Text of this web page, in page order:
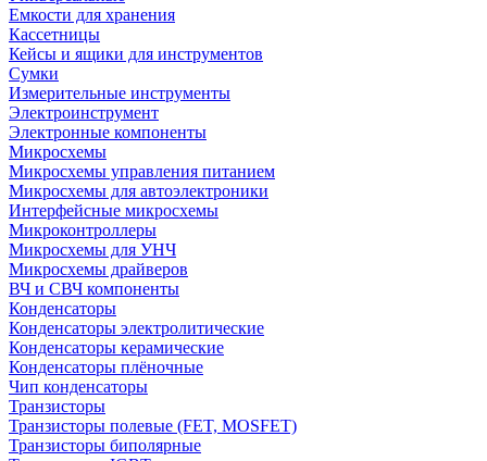
Емкости для хранения
Кассетницы
Кейсы и ящики для инструментов
Сумки
Измерительные инструменты
Электроинструмент
Электронные компоненты
Микросхемы
Микросхемы управления питанием
Микросхемы для автоэлектроники
Интерфейсные микросхемы
Микроконтроллеры
Микросхемы для УНЧ
Микросхемы драйверов
ВЧ и СВЧ компоненты
Конденсаторы
Конденсаторы электролитические
Конденсаторы керамические
Конденсаторы плёночные
Чип конденсаторы
Транзисторы
Транзисторы полевые (FET, MOSFET)
Транзисторы биполярные